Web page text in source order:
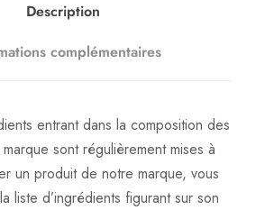
Description
complémentaires
entrant dans la composition des
sont régulièrement mises à
un produit de notre marque, vous
liste d’ingrédients figurant sur son